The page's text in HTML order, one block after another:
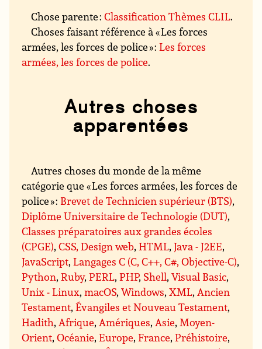
Chose parente :Classification Thèmes CLIL.
Choses faisant référence à « Les forces
armées, les forces de police » :Les forces
armées, les forces de police.
Autres choses
apparentées
Autres choses du monde de la même
catégorie que « Les forces armées, les forces de
police » : Brevet de Technicien supérieur (BTS),
Diplôme Universitaire de Technologie (DUT),
Classes préparatoires aux grandes écoles
(CPGE),CSS, Design web,HTML,Java - J2EE,
JavaScript,Langages C (C, C++, C#, Objective-C),
Python,Ruby,PERL,PHP, Shell,Visual Basic,
Unix - Linux,macOS,Windows,XML, Ancien
Testament,Évangiles et Nouveau Testament,
Hadith, Afrique, Amériques, Asie, Moyen-
Orient,Océanie,Europe,France,Préhistoire,